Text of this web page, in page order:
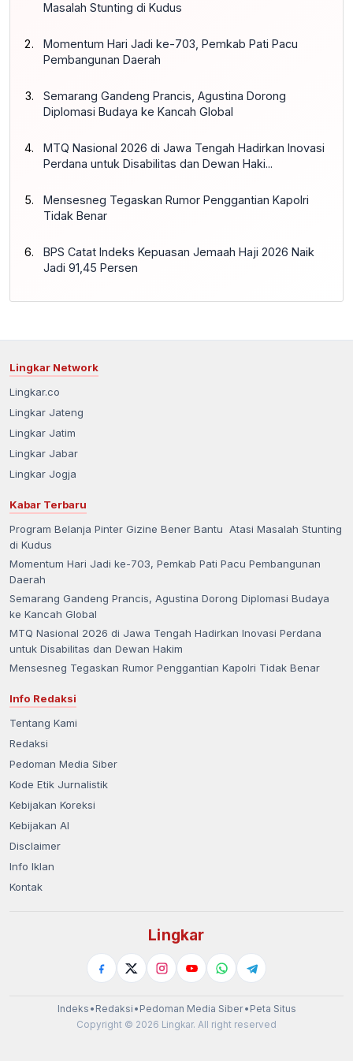
Masalah Stunting di Kudus
Momentum Hari Jadi ke-703, Pemkab Pati Pacu
Pembangunan Daerah
Semarang Gandeng Prancis, Agustina Dorong
Diplomasi Budaya ke Kancah Global
MTQ Nasional 2026 di Jawa Tengah Hadirkan Inovasi
Perdana untuk Disabilitas dan Dewan Haki...
Mensesneg Tegaskan Rumor Penggantian Kapolri
Tidak Benar
BPS Catat Indeks Kepuasan Jemaah Haji 2026 Naik
Jadi 91,45 Persen
Lingkar Network
Lingkar.co
Lingkar Jateng
Lingkar Jatim
Lingkar Jabar
Lingkar Jogja
Kabar Terbaru
Program Belanja Pinter Gizine Bener Bantu Atasi Masalah Stunting
di Kudus
Momentum Hari Jadi ke-703, Pemkab Pati Pacu Pembangunan
Daerah
Semarang Gandeng Prancis, Agustina Dorong Diplomasi Budaya
ke Kancah Global
MTQ Nasional 2026 di Jawa Tengah Hadirkan Inovasi Perdana
untuk Disabilitas dan Dewan Hakim
Mensesneg Tegaskan Rumor Penggantian Kapolri Tidak Benar
Info Redaksi
Tentang Kami
Redaksi
Pedoman Media Siber
Kode Etik Jurnalistik
Kebijakan Koreksi
Kebijakan AI
Disclaimer
Info Iklan
Kontak
Lingkar
Indeks • Redaksi • Pedoman Media Siber• Peta Situs
Copyright © 2026 Lingkar. All right reserved